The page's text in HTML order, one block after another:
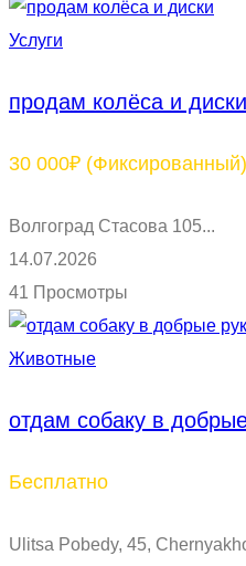
Услуги
продам колёса и диски
30 000₽ (Фиксированный)
Волгоград Стасова 105...
14.07.2026
41 Просмотры
Животные
отдам собаку в
Бесплатно
Ulitsa Pobedy, 45,